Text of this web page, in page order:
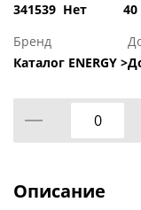
341539 Нет
40
Бренд
Каталог ENERGY >
Описание